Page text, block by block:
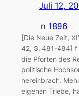
Juli 12,
in 1896
[Die Neue Zeit,
42, S. 481-484] f
die Pforten des
politische
hereinbrach.
eigenen Triebe,